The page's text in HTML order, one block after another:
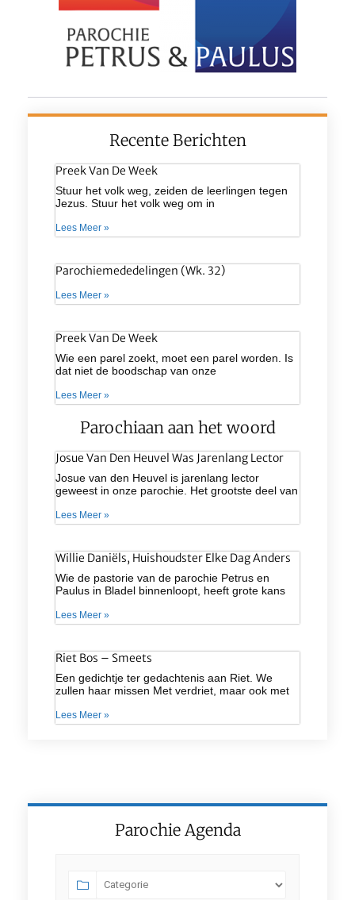
Recente Berichten
Preek Van De Week
Stuur het volk weg, zeiden de leerlingen tegen
Jezus. Stuur het volk weg om in
Lees Meer »
Parochiemededelingen (wk. 32)
Lees Meer »
Preek Van De Week
Wie een parel zoekt, moet een parel worden. Is
dat niet de boodschap van onze
Lees Meer »
Parochiaan aan het woord
Josue Van Den Heuvel Was Jarenlang Lector
Josue van den Heuvel is jarenlang lector
geweest in onze parochie. Het grootste deel van
Lees Meer »
Willie Daniëls, Huishoudster Elke Dag Anders
Wie de pastorie van de parochie Petrus en
Paulus in Bladel binnenloopt, heeft grote kans
Lees Meer »
Riet Bos – Smeets
Een gedichtje ter gedachtenis aan Riet. We
zullen haar missen Met verdriet, maar ook met
Lees Meer »
Parochie Agenda